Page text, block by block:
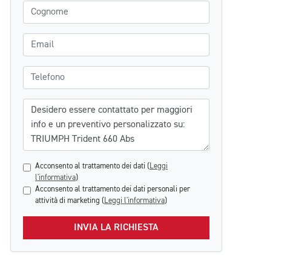
Cognome
Email
Telefono
Messaggio
Acconsento al trattamento dei dati ( Leggi
l'informativa)
Acconsento al trattamento dei dati personali per
attività di marketing ( Leggi l'informativa)
INVIA LA RICHIESTA